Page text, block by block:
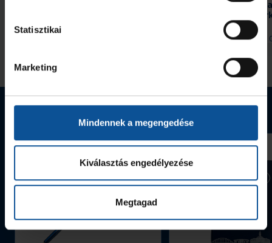
Statisztikai
Marketing
Mindennek a megengedése
Kiválasztás engedélyezése
Megtagad
Megnézem az összeset
2026. aug.
Szurkolói információk
Nantes elleni
Webshop termékek